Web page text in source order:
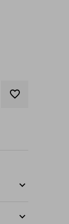
favorite_border
keyboard_arrow_down
keyboard_arrow_down